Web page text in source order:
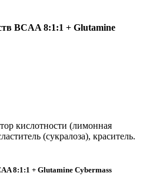
BCAA 8:1:1 + Glutamine
кислотности (лимонная
(сукралоза), краситель.
8:1:1 + Glutamine Cybermass